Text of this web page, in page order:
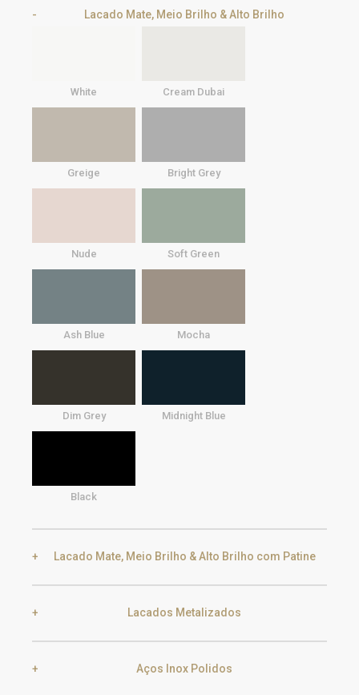
Lacado Mate, Meio Brilho & Alto Brilho
White Cream Dubai
Greige Bright Grey
Nude Soft Green
Ash Blue Mocha
Dim Grey Midnight Blue
Black
Lacado Mate, Meio Brilho & Alto Brilho com Patine
Lacados Metalizados
Aços Inox Polidos